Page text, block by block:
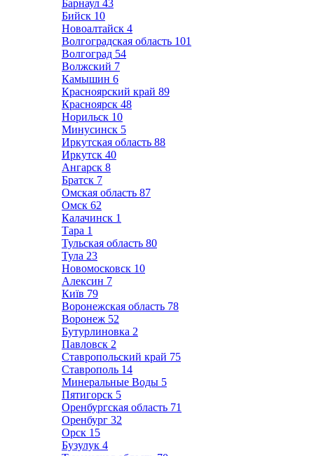
Барнаул 43
Бийск 10
Новоалтайск 4
Волгоградская область 101
Волгоград 54
Волжский 7
Камышин 6
Красноярский край 89
Красноярск 48
Норильск 10
Минусинск 5
Иркутская область 88
Иркутск 40
Ангарск 8
Братск 7
Омская область 87
Омск 62
Калачинск 1
Тара 1
Тульская область 80
Тула 23
Новомосковск 10
Алексин 7
Київ 79
Воронежская область 78
Воронеж 52
Бутурлиновка 2
Павловск 2
Ставропольский край 75
Ставрополь 14
Минеральные Воды 5
Пятигорск 5
Оренбургская область 71
Оренбург 32
Орск 15
Бузулук 4